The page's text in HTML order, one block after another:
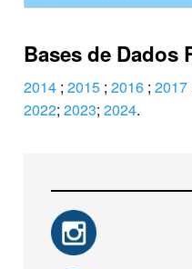
Bases de Dados
2014 ; 2015 ; 2016 ; 2017
2022; 2023; 2024.